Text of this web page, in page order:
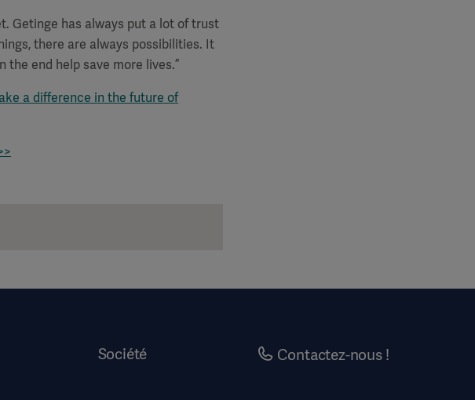
Getinge has always put a lot of trust
there are always possibilities. It
end help save more lives.”
a difference in the future of
Société Contactez-nous !